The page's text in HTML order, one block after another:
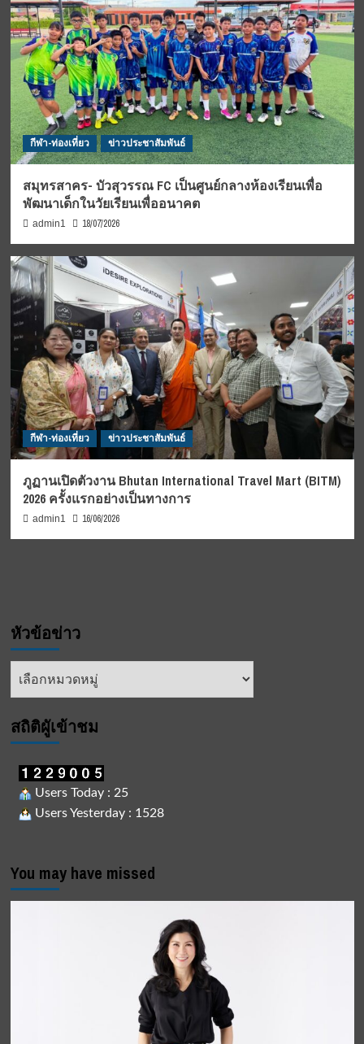
กีฬา-ท่องเที่ยว ข่าวประชาสัมพันธ์
สมุทรสาคร- บัวสุวรรณ FC เป็นศูนย์กลางห้องเรียนเพื่อ
พัฒนาเด็กในวัยเรียนเพื่ออนาคต
admin1 18/07/2026
กีฬา-ท่องเที่ยว ข่าวประชาสัมพันธ์
ภูฏานเปิดตัวงาน Bhutan International Travel Mart (BITM)
2026 ครั้งแรกอย่างเป็นทางการ
admin1 16/06/2026
หัวข้อข่าว
หัวข้อ
สถิติผูัเข้าชม
Users Today : 25
Users Yesterday : 1528
You may have missed